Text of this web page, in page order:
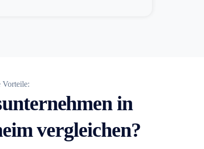
Vorteile:
in
vergleichen?